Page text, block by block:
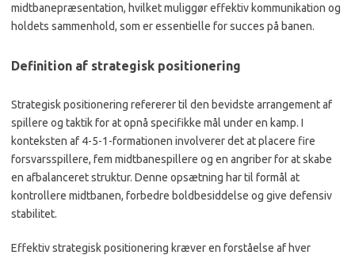
midtbanepræsentation, hvilket muliggør effektiv kommunikation og
holdets sammenhold, som er essentielle for succes på banen.
Definition af strategisk positionering
Strategisk positionering refererer til den bevidste arrangement af
spillere og taktik for at opnå specifikke mål under en kamp. I
konteksten af 4-5-1-formationen involverer det at placere fire
forsvarsspillere, fem midtbanespillere og en angriber for at skabe
en afbalanceret struktur. Denne opsætning har til formål at
kontrollere midtbanen, forbedre boldbesiddelse og give defensiv
stabilitet.
Effektiv strategisk positionering kræver en forståelse af hver